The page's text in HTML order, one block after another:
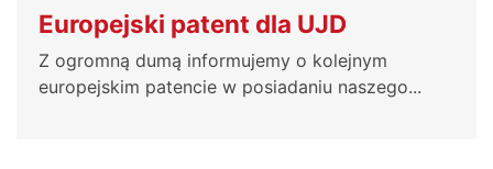
Europejski patent dla UJD
Z ogromną dumą informujemy o kolejnym
europejskim patencie w posiadaniu naszego...